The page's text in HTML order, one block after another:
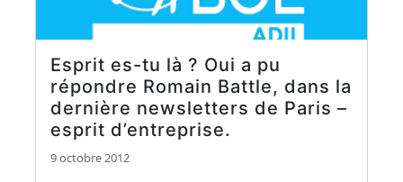
Esprit es-tu là ? Oui a pu
répondre Romain Battle, dans la
dernière newsletters de Paris –
esprit d’entreprise.
9 octobre 2012